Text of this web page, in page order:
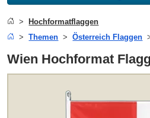
Hochformatflaggen
Themen
Österreich Flaggen
Wien Hochformat